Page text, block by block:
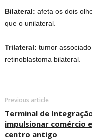
Bilateral: afeta os dois
que o unilateral.
Trilateral: tumor
retinoblastoma bilateral.
Previous article
Terminal de
impulsionar comércio
centro antigo